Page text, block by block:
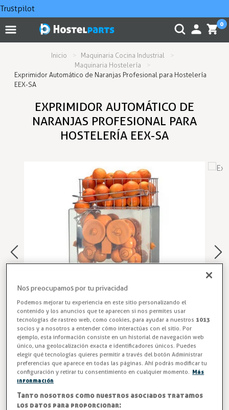
Trustpilot
0
Inicio
Maquinaria Cocina Industrial
Maquinaria Hostelería
Exprimidor Automático de Naranjas Profesional para Hostelería
EEX-SA
EXPRIMIDOR AUTOMÁTICO DE
NARANJAS PROFESIONAL PARA
HOSTELERÍA EEX-SA
Exprimidor Zumo de Naranja
Automático
Exprimidor de cítricos semiautomático ZUX que permite
Nos preocupamos por tu privacidad
Podemos mejorar tu experiencia en este sitio personalizando el
contenido y los anuncios que te aparecen si nos permites usar
tecnologías de rastreo web, como cookies, para ayudar a nuestros 1013
socios y a nosotros a entender cómo interactúas con el sitio. Por
ejemplo, esta información consiste en un historial de navegación web
único, una geolocalización exacta e identificadores únicos. Puedes
elegir qué tecnologías quieres permitir a través del botón Administrar
preferencias que aparece en todas las páginas. Ahí podrás modificar tu
configuración y retirar tu consentimiento en cualquier momento. Más
información
Tanto nosotros como nuestros asociados tratamos
los datos para proporcionar: